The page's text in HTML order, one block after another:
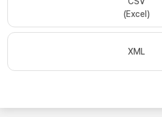
(Excel)
XML